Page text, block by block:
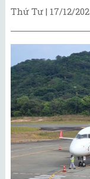
Thứ Tư | 17/12/